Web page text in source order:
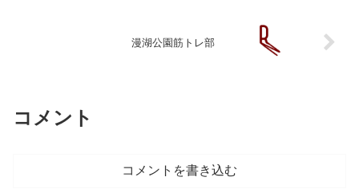
漫湖公園筋トレ部
コメント
コメントを書き込む